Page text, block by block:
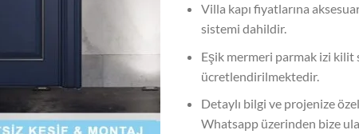
Villa kapı fiyatlarına
sistemi dahildir.
Eşik mermeri parmak izi kilit
ücretlendirilmektedir.
Detaylı bilgi ve projenize
Whatsapp üzerinden bize